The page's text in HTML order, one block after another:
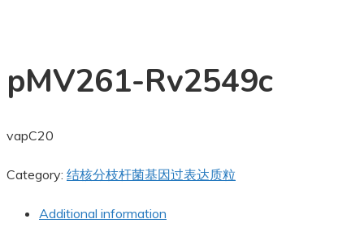
pMV261-Rv2549c
vapC20
Category: 结核分枝杆菌基因过表达质粒
Additional information